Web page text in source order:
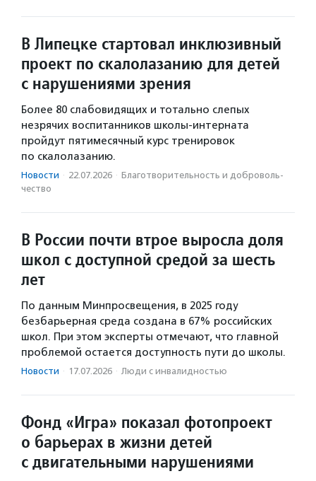
В Липецке стартовал инклюзивный
проект по скалолазанию для детей
с нарушениями зрения
Более 80 слабовидящих и тотально слепых
незрячих воспитанников школы-интерната
пройдут пятимесячный курс тренировок
по скалолазанию.
Новости · 22.07.2026 · Благотвори­тель­ность и доброволь­
чест­во
В России почти втрое выросла доля
школ с доступной средой за шесть
лет
По данным Минпросвещения, в 2025 году
безбарьерная среда создана в 67% российских
школ. При этом эксперты отмечают, что главной
проблемой остается доступность пути до школы.
Новости · 17.07.2026 · Люди с инвалидностью
Фонд «Игра» показал фотопроект
о барьерах в жизни детей
с двигательными нарушениями